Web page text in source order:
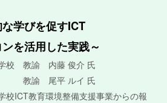
学びを促すICT
を活用した実践～
校 教諭 内藤 俊介 氏
ルイ 氏
校ICT教育環境整備支援事業からの報